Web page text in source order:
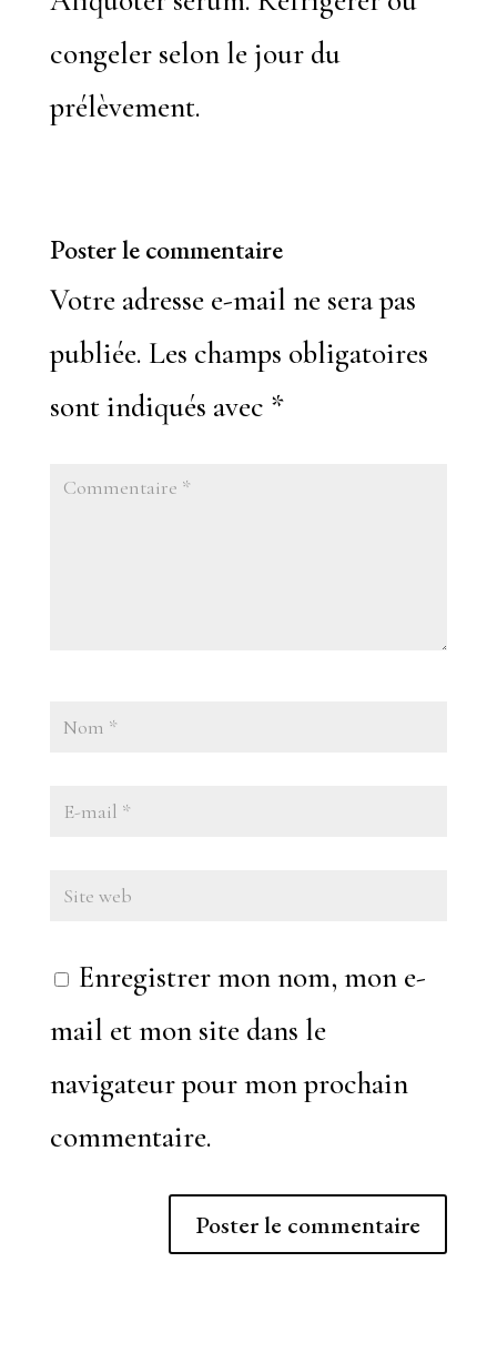
congeler selon le jour du
prélèvement.
Poster le commentaire
Votre adresse e-mail ne sera pas
publiée. Les champs obligatoires
sont indiqués avec *
Enregistrer mon nom, mon e-
mail et mon site dans le
navigateur pour mon prochain
commentaire.